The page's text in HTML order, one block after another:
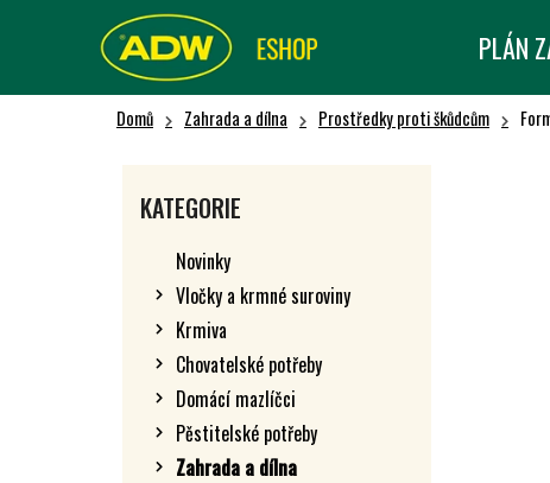
PLÁN
Domů Zahrada a dílna Prostředky proti škůdcům
kategorie
KATEGORIE
Novinky
Vločky a krmné suroviny
Krmiva
Chovatelské potřeby
Domácí mazlíčci
Pěstitelské potřeby
Zahrada a dílna
Í
Zpět
do obchodu
Zpět
do obchodu